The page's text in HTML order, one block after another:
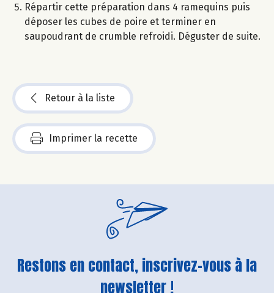
Répartir cette préparation dans 4 ramequins puis
déposer les cubes de poire et terminer en
saupoudrant de crumble refroidi. Déguster de suite.
Retour à la liste
Imprimer la recette
Restons en contact, inscrivez-vous à la
newsletter !